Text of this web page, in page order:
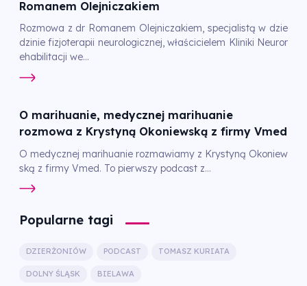
Romanem Olejniczakiem
Rozmowa z dr Romanem Olejniczakiem, specjalistą w dzie
dzinie fizjoterapii neurologicznej, właścicielem Kliniki Neuror
ehabilitacji we...
O marihuanie, medycznej marihuanie
rozmowa z Krystyną Okoniewską z firmy Vmed
O medycznej marihuanie rozmawiamy z Krystyną Okoniew
ską z firmy Vmed. To pierwszy podcast z...
Popularne tagi
DZIERŻONIÓW PODCAST TOMASZ KURIATA
DOLNY ŚLĄSK BIELAWA